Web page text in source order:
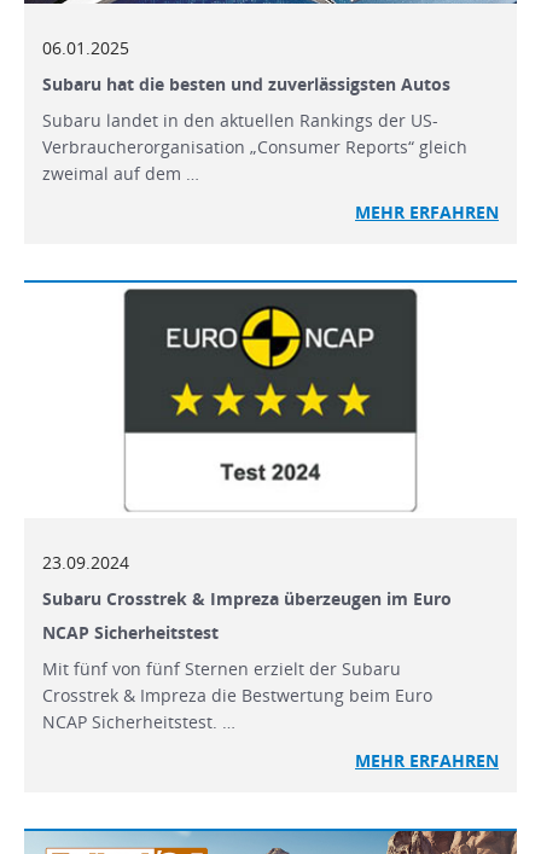
06.01.2025
Subaru hat die besten und zuverlässigsten Autos
Subaru landet in den aktuellen Rankings der US-
Verbraucherorganisation „Consumer Reports“ gleich
zweimal auf dem …
MEHR ERFAHREN
23.09.2024
Subaru Crosstrek & Impreza überzeugen im Euro
NCAP Sicherheitstest
Mit fünf von fünf Sternen erzielt der Subaru
Crosstrek & Impreza die Bestwertung beim Euro
NCAP Sicherheitstest. …
MEHR ERFAHREN